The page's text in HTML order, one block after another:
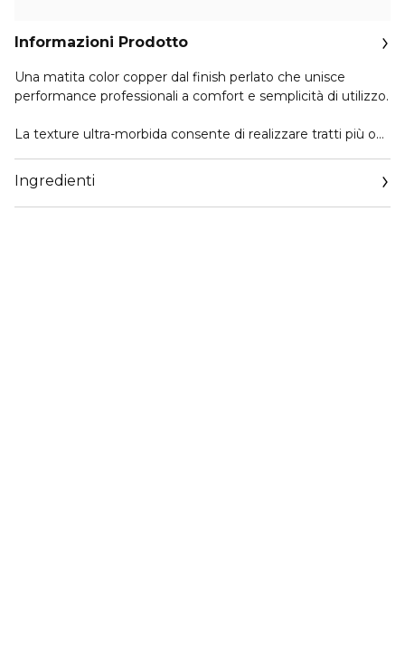
Informazioni Prodotto
Una matita color copper dal finish perlato che unisce
performance professionali a comfort e semplicità di utilizzo.
La texture ultra-morbida consente di realizzare tratti più o
proprio look.
Una volta applicato il prodotto sull’occhio, asciuga
Ingredienti